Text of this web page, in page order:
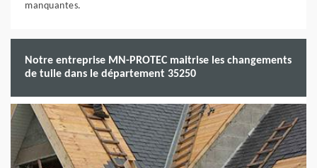
manquantes.
Notre entreprise MN-PROTEC maitrise les changements
de tuile dans le département 35250